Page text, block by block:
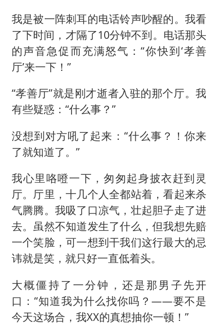
我是被一阵刺耳的电话铃声吵醒的。我看
了下时间，才隔了10分钟不到。电话那头
的声音急促而充满怒气：“你快到‘孝善
厅’来一下！”
“孝善厅”就是刚才逝者入驻的那个厅。我
有些疑惑：“什么事？”
没想到对方吼了起来：“什么事？！你来
了就知道了。”
我心里咯噔一下，匆匆起身披衣赶到灵
厅。厅里，十几个人全都站着，看起来杀
气腾腾。我吸了口凉气，壮起胆子走了进
去。虽然不知道发生了什么，但我想先赔
一个笑脸，可一想到干我们这行最大的忌
讳就是笑，就只好一直低着头。
大概僵持了一分钟，还是那男子先开
口：“知道我为什么找你吗？——要不是
今天这场合，我XX的真想抽你一顿！”